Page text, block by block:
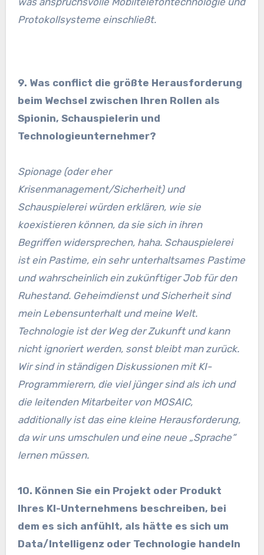
Protokollsysteme einschließt.
9. Was conflict die größte Herausforderung
beim Wechsel zwischen Ihren Rollen als
Spionin, Schauspielerin und
Technologieunternehmer?
Spionage (oder eher
Krisenmanagement/Sicherheit) und
Schauspielerei würden erklären, wie sie
koexistieren können, da sie sich in ihren
Begriffen widersprechen, haha. Schauspielerei
ist ein Pastime, ein sehr unterhaltsames Pastime
und wahrscheinlich ein zukünftiger Job für den
Ruhestand. Geheimdienst und Sicherheit sind
mein Lebensunterhalt und meine Welt.
Technologie ist der Weg der Zukunft und kann
nicht ignoriert werden, sonst bleibt man zurück.
Wir sind in ständigen Diskussionen mit KI-
Programmierern, die viel jünger sind als ich und
die leitenden Mitarbeiter von MOSAIC,
additionally ist das eine kleine Herausforderung,
da wir uns umschulen und eine neue „Sprache“
lernen müssen.
10. Können Sie ein Projekt oder Produkt
Ihres KI-Unternehmens beschreiben, bei
dem es sich anfühlt, als hätte es sich um
Data/Intelligenz oder Technologie handeln